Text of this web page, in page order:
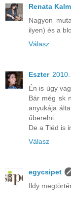
Renata
Nagyon
ilyen) és a
Válasz
Eszter
Én is úgy
Bár még sk
anyukája
űberelni.
De a Tiéd is
Válasz
egycsipet
Ildy